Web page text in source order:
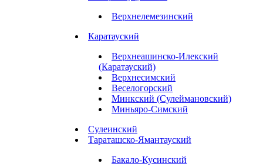
Верхнелемезинский
Каратауский
Верхнеашинско-Илекский
(Каратауский)
Верхнесимский
Веселогорский
Минкский (Сулеймановский)
Миньяро-Симский
Сулеинский
Тараташско-Ямантауский
Бакало-Кусинский